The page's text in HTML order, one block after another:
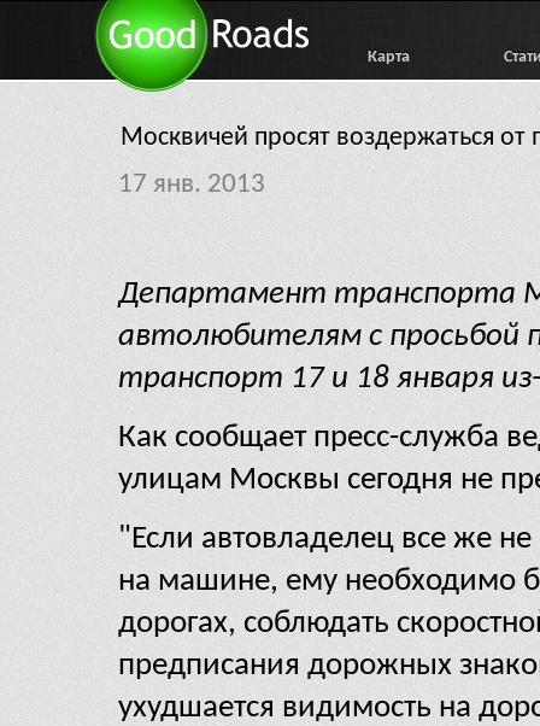
Карта
Москвичей просят воздержаться
17 янв. 2013
Департамент транспорта
автолюбителям с просьбой
транспорт 17 и 18 января
Как сообщает пресс-служба
улицам Москвы сегодня не
"Если автовладелец все же
на машине, ему необходимо
дорогах, соблюдать
предписания дорожных
ухудшается видимость на